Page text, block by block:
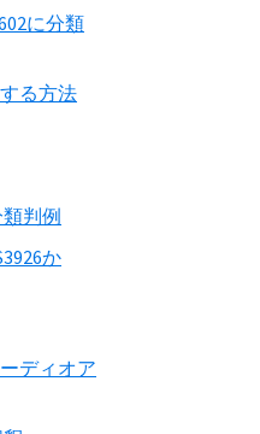
に分類
る方法
判例
か
ディオア